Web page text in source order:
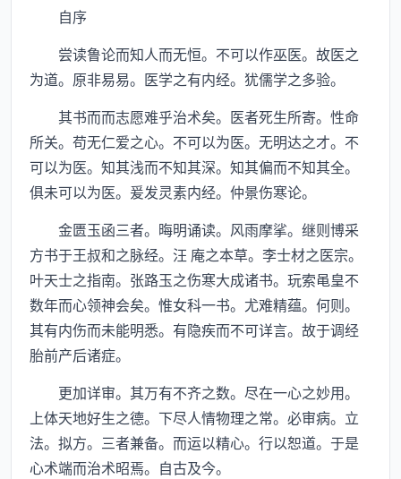
自序
尝读鲁论而知人而无恒。不可以作巫医。故医之
为道。原非易易。医学之有内经。犹儒学之多验。
其书而而志愿难乎治术矣。医者死生所寄。性命
所关。苟无仁爱之心。不可以为医。无明达之才。不
可以为医。知其浅而不知其深。知其偏而不知其全。
俱未可以为医。爰发灵素内经。仲景伤寒论。
金匮玉函三者。晦明诵读。风雨摩挲。继则博采
方书于王叔和之脉经。汪 庵之本草。李士材之医宗。
叶天士之指南。张路玉之伤寒大成诸书。玩索黾皇不
数年而心领神会矣。惟女科一书。尤难精蕴。何则。
其有内伤而未能明悉。有隐疾而不可详言。故于调经
胎前产后诸症。
更加详审。其万有不齐之数。尽在一心之妙用。
上体天地好生之德。下尽人情物理之常。必审病。立
法。拟方。三者兼备。而运以精心。行以恕道。于是
心术端而治术昭焉。自古及今。